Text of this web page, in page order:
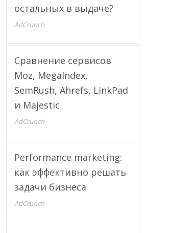
остальных в выдаче?
AdCrunch
Сравнение сервисов
Moz, MegaIndex,
SemRush, Ahrefs, LinkPad
и Majestic
AdCrunch
Performance marketing:
как эффективно решать
задачи бизнеса
AdCrunch